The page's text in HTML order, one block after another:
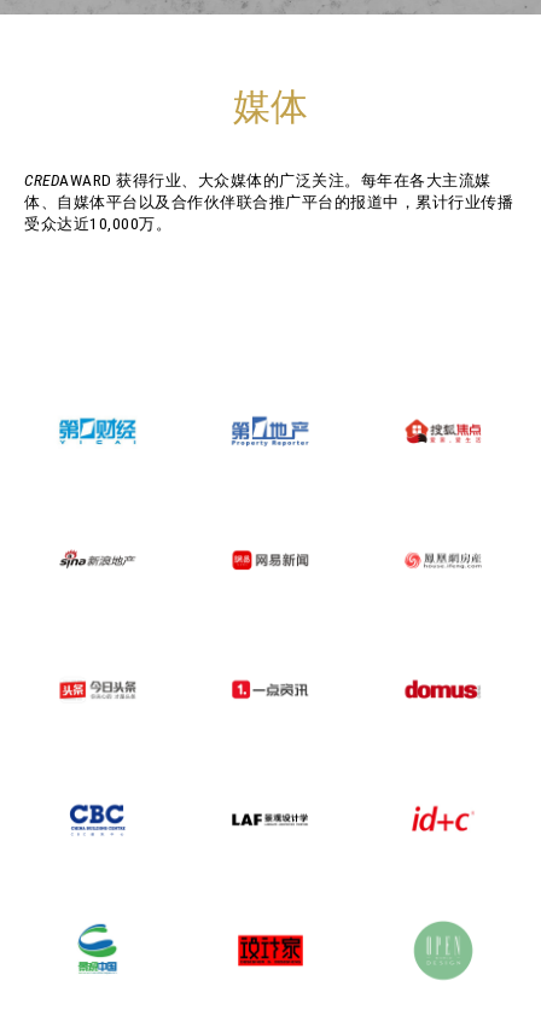
媒体
CREDAWARD 获得行业、大众媒体的广泛关注。每年在各大主流媒
体、自媒体平台以及合作伙伴联合推广平台的报道中，累计行业传播
受众达近10,000万。